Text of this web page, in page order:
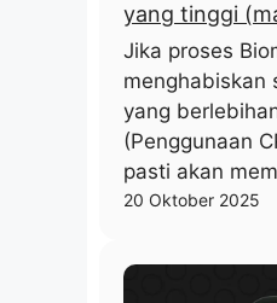
yang tinggi
Jika proses
menghabiskan
yang
(Penggunaan
pasti akan
20 Oktober 2025